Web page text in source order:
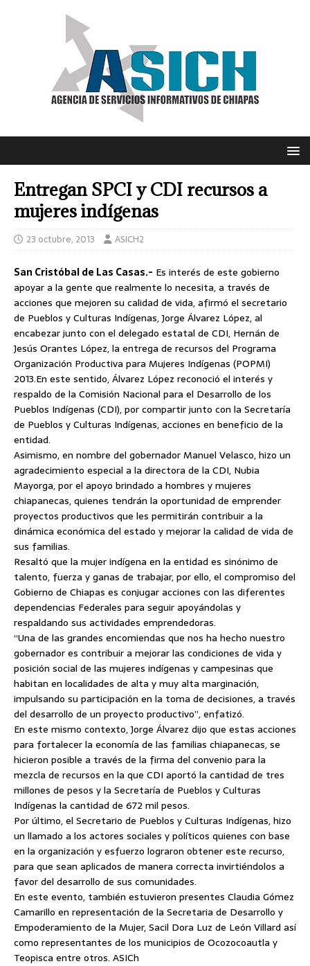
Entregan SPCI y CDI recursos a
mujeres indígenas
23 octubre, 2013 ASICH2
San Cristóbal de Las Casas.- Es interés de este gobierno
apoyar a la gente que realmente lo necesita, a través de
acciones que mejoren su calidad de vida, afirmó el secretario
de Pueblos y Culturas Indígenas, Jorge Álvarez López, al
encabezar junto con el delegado estatal de CDI, Hernán de
Jesús Orantes López, la entrega de recursos del Programa
Organización Productiva para Mujeres Indígenas (POPMI)
2013.En este sentido, Álvarez López reconoció el interés y
respaldo de la Comisión Nacional para el Desarrollo de los
Pueblos Indígenas (CDI), por compartir junto con la Secretaría
de Pueblos y Culturas Indígenas, acciones en beneficio de la
entidad.
Asimismo, en nombre del gobernador Manuel Velasco, hizo un
agradecimiento especial a la directora de la CDI, Nubia
Mayorga, por el apoyo brindado a hombres y mujeres
chiapanecas, quienes tendrán la oportunidad de emprender
proyectos productivos que les permitirán contribuir a la
dinámica económica del estado y mejorar la calidad de vida de
sus familias.
Resaltó que la mujer indígena en la entidad es sinónimo de
talento, fuerza y ganas de trabajar, por ello, el compromiso del
Gobierno de Chiapas es conjugar acciones con las diferentes
dependencias Federales para seguir apoyándolas y
respaldando sus actividades emprendedoras.
“Una de las grandes encomiendas que nos ha hecho nuestro
gobernador es contribuir a mejorar las condiciones de vida y
posición social de las mujeres indígenas y campesinas que
habitan en localidades de alta y muy alta marginación,
impulsando su participación en la toma de decisiones, a través
del desarrollo de un proyecto productivo”, enfatizó.
En este mismo contexto, Jorge Álvarez dijo que estas acciones
para fortalecer la economía de las familias chiapanecas, se
hicieron posible a través de la firma del convenio para la
mezcla de recursos en la que CDI aportó la cantidad de tres
millones de pesos y la Secretaría de Pueblos y Culturas
Indígenas la cantidad de 672 mil pesos.
Por último, el Secretario de Pueblos y Culturas Indígenas, hizo
un llamado a los actores sociales y políticos quienes con base
en la organización y esfuerzo lograron obtener este recurso,
para que sean aplicados de manera correcta invirtiéndolos a
favor del desarrollo de sus comunidades.
En este evento, también estuvieron presentes Claudia Gómez
Camarillo en representación de la Secretaria de Desarrollo y
Empoderamiento de la Mujer, Sacil Dora Luz de León Villard así
como representantes de los municipios de Ocozocoautla y
Teopisca entre otros. ASICh